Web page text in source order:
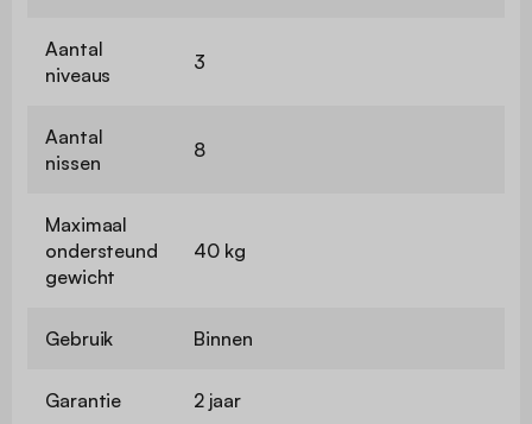
Aantal
niveaus
3
Aantal
nissen
8
Maximaal
ondersteund
gewicht
40 kg
Gebruik Binnen
Garantie 2 jaar